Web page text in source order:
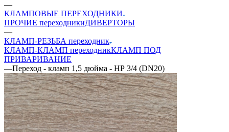
—
КЛАМПОВЫЕ ПЕРЕХОДНИКИ
ПРОЧИЕ переходникиДИВЕРТОРЫ
—
КЛАМП-РЕЗЬБА переходник
КЛАМП-КЛАМП переходникКЛАМП ПОД
ПРИВАРИВАНИЕ
—Переход - кламп 1,5 дюйма - НР 3/4 (DN20)